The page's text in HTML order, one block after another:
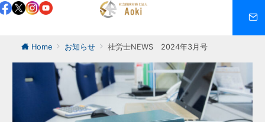
Home お知らせ 社労士NEWS 2024年3月号